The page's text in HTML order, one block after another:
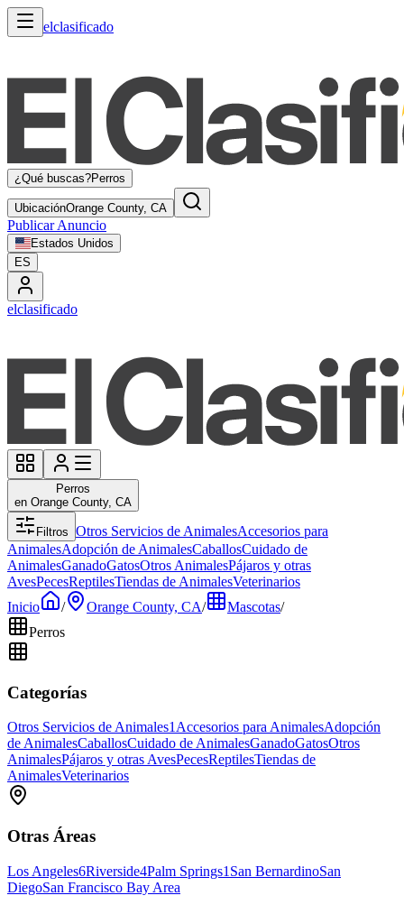
elclasificado
¿Qué buscas?Perros
UbicaciónOrange County, CA
Publicar Anuncio
Estados Unidos
ES
elclasificado
Perros
en Orange County, CA
Filtros Otros Servicios de AnimalesAccesorios para
AnimalesAdopción de AnimalesCaballosCuidado de
AnimalesGanadoGatosOtros AnimalesPájaros y otras
AvesPecesReptilesTiendas de AnimalesVeterinarios
Inicio
/ Orange County, CA/ Mascotas/
Perros
Categorías
Otros Servicios de Animales1Accesorios para AnimalesAdopción
de AnimalesCaballosCuidado de AnimalesGanadoGatosOtros
AnimalesPájaros y otras AvesPecesReptilesTiendas de
AnimalesVeterinarios
Otras Áreas
Los Angeles6Riverside4Palm Springs1 San BernardinoSan
DiegoSan Francisco Bay Area